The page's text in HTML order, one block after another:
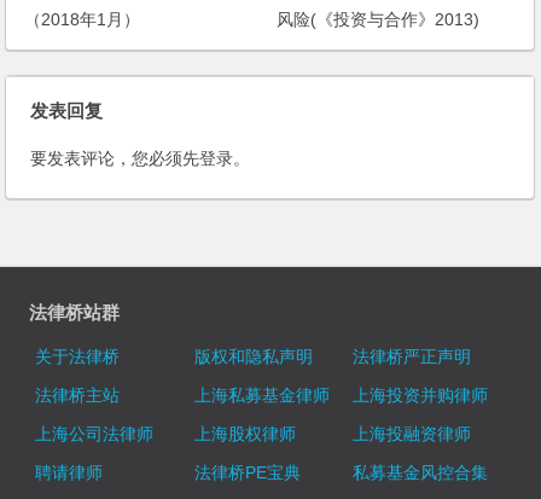
（2018年1月）
风险(《投资与合作》2013)
发表回复
要发表评论，您必须先登录。
法律桥站群
关于法律桥 版权和隐私声明
法律桥严正声明
法律桥主站
上海私募基金律师
上海投资并购律师
上海公司法律师
上海股权律师
上海投融资律师
聘请律师
法律桥PE宝典
私募基金风控合集